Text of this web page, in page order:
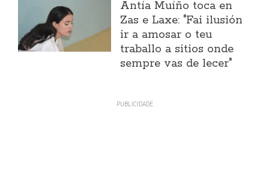
Antía Muíño toca en
Zas e Laxe: "Fai ilusión
ir a amosar o teu
traballo a sitios onde
sempre vas de lecer"